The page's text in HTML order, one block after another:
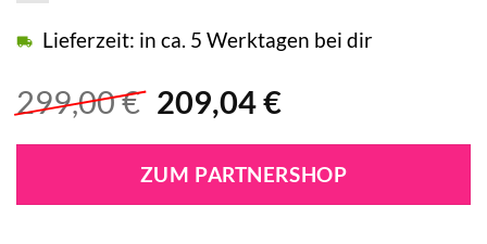
299,00€ Ursprünglicher
war:
299,00 €
209,04€Aktueller
ist:
209,04 €.
Lieferzeit: in ca. 5 Werktagen bei dir
ZUM PARTNERSHOP